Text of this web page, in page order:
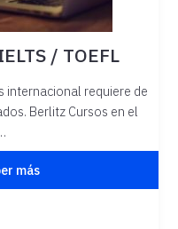
/ TOEFL
internacional requiere de
Berlitz Cursos en el
más